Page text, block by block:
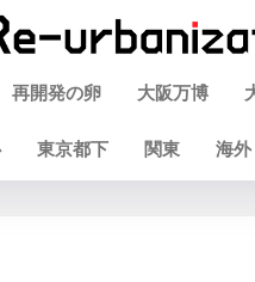
再開発の卵 大阪万博
東京都下 関東 海外